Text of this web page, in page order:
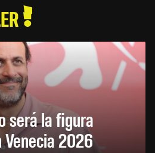
será la figura
Venecia 2026